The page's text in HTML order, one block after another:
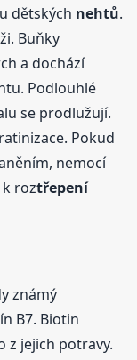
dětských nehtů.
Buňky
a dochází
Podlouhlé
se prodlužují.
Pokud
nemocí
roztřepení
známý
B7. Biotin
z jejich potravy.